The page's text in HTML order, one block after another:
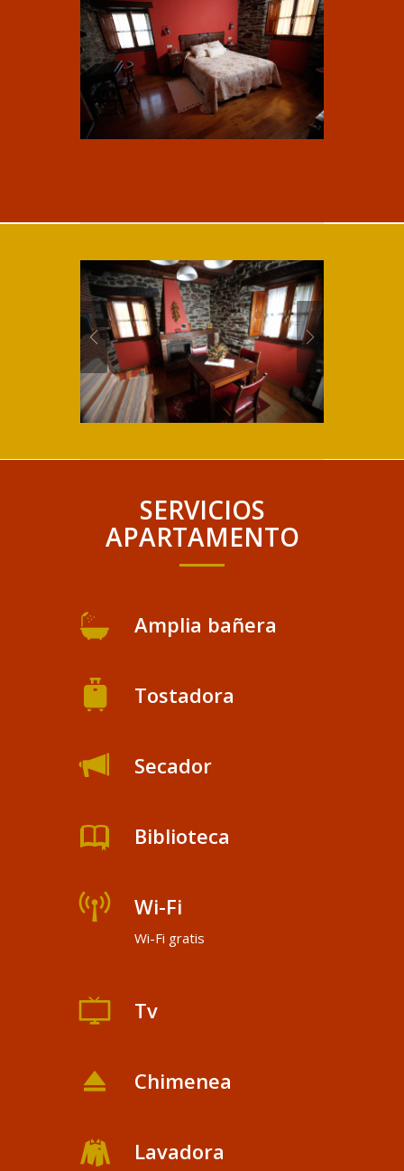
SERVICIOS
APARTAMENTO
Amplia bañera
Tostadora
Secador
Biblioteca
Wi-Fi
Wi-Fi gratis
Tv
Chimenea
Lavadora